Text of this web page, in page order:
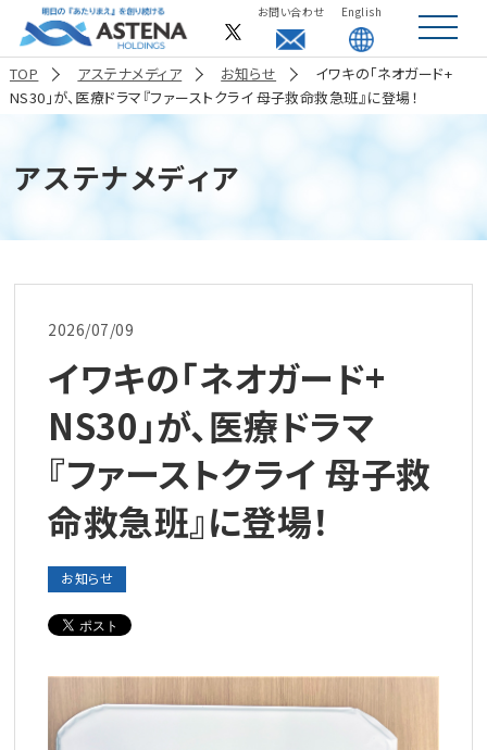
お問い合わせ English
toggle
TOP アステナメディア お知らせ
イワキの「ネオガード+
NS30」が、医療ドラマ『ファーストクライ 母子救命救急班』に登場！
アステナメディア
2026/07/09
イワキの「ネオガード+
NS30」が、医療ドラマ
『ファーストクライ 母子救
命救急班』に登場！
お知らせ